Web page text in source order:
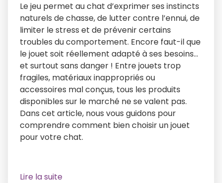
Le jeu permet au chat d’exprimer ses instincts
naturels de chasse, de lutter contre l’ennui, de
limiter le stress et de prévenir certains
troubles du comportement. Encore faut-il que
le jouet soit réellement adapté à ses besoins…
et surtout sans danger ! Entre jouets trop
fragiles, matériaux inappropriés ou
accessoires mal conçus, tous les produits
disponibles sur le marché ne se valent pas.
Dans cet article, nous vous guidons pour
comprendre comment bien choisir un jouet
pour votre chat.
Lire la suite